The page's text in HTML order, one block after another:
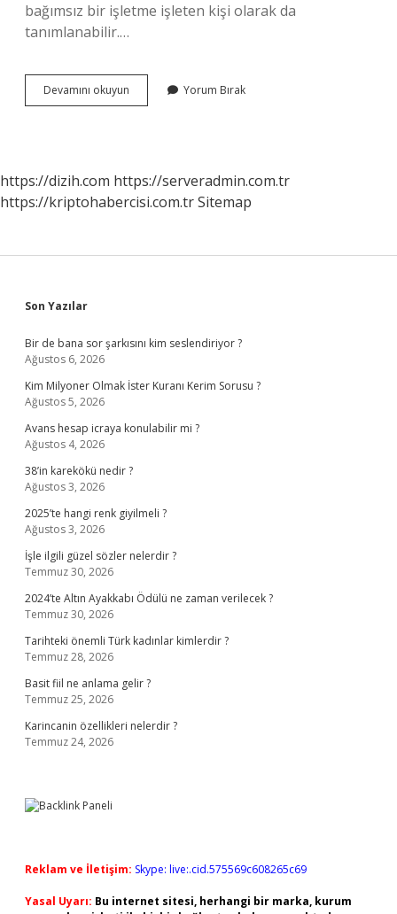
bağımsız bir işletme işleten kişi olarak da
tanımlanabilir.…
Devamını okuyun
Olmanın
Yorum Bırak
https://dizih.com https://serveradmin.com.tr
https://kriptohabercisi.com.trSitemap
Sidebar
Son Yazılar
Bir de bana sor şarkısını kim seslendiriyor ?
Ağustos 6, 2026
Kim Milyoner Olmak İster Kuranı Kerim Sorusu ?
Ağustos 5, 2026
Avans hesap icraya konulabilir mi ?
Ağustos 4, 2026
38’in karekökü nedir ?
Ağustos 3, 2026
2025’te hangi renk giyilmeli ?
Ağustos 3, 2026
İşle ilgili güzel sözler nelerdir ?
Temmuz 30, 2026
2024’te Altın Ayakkabı Ödülü ne zaman verilecek ?
Temmuz 30, 2026
Tarihteki önemli Türk kadınlar kimlerdir ?
Temmuz 28, 2026
Basit fiil ne anlama gelir ?
Temmuz 25, 2026
Karincanin özellikleri nelerdir ?
Temmuz 24, 2026
Reklam ve İletişim: Skype: live:.cid.575569c608265c69
Yasal Uyarı: Bu internet sitesi, herhangi bir marka, kurum